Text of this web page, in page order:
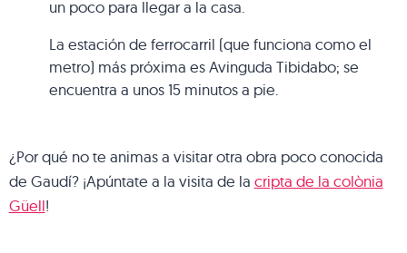
un poco para llegar a la casa.
La estación de ferrocarril (que funciona como el
metro) más próxima es Avinguda Tibidabo; se
encuentra a unos 15 minutos a pie.
¿Por qué no te animas a visitar otra obra poco conocida
de Gaudí? ¡Apúntate a la visita de la cripta de la colònia
Güell!